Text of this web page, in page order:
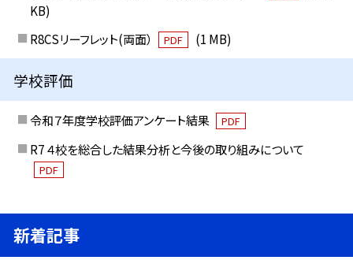
KB)
R8CSリーフレット(両面）
PDF (1 MB)
学校評価
令和７年度学校評価アンケート結果 PDF
R7 ４校を総合した結果分析と今後の取り組みについて
PDF
新着記事